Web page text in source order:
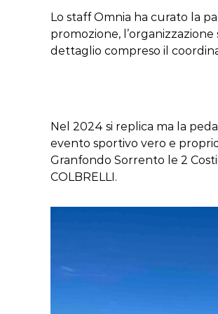
Lo staff Omnia ha curato la
promozione,
dettaglio compreso il
Nel 2024 si replica ma la
evento sportivo vero e proprio
Granfondo Sorrento le 2
COLBRELLI.